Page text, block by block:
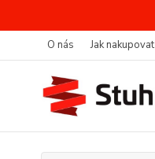
O nás Jak nakupovat